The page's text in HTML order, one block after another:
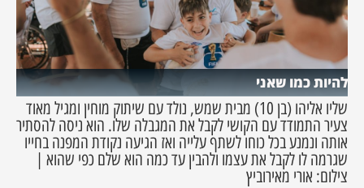
להיות כמו שאני
שליו אליהו (בן 10) מבית שמש, נולד עם שיתוק מוחין ומגיל מאוד
צעיר התמודד עם הקושי לקבל את המגבלה שלו. הוא ניסה להסתיר
אותה ונמנע בכל כוחו לשתף עלייה ואז הגיעה נקודת המפנה בחייו
שגרמה לו לקבל את עצמו ולהבין עד כמה הוא שלם כפי שהוא |
צילום: אורי מאירוביץ